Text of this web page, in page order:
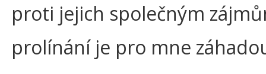
proti jejich společným
prolínání je pro mne